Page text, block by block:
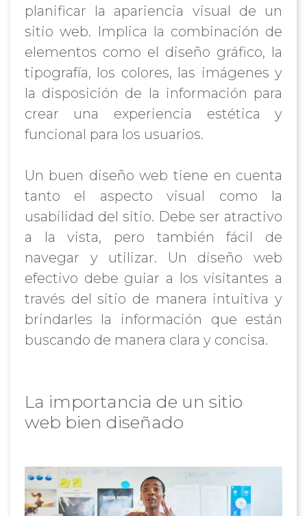
planificar la apariencia visual de un
sitio web. Implica la combinación de
elementos como el diseño gráfico, la
tipografía, los colores, las imágenes y
la disposición de la información para
crear una experiencia estética y
funcional para los usuarios.
Un buen diseño web tiene en cuenta
tanto el aspecto visual como la
usabilidad del sitio. Debe ser atractivo
a la vista, pero también fácil de
navegar y utilizar. Un diseño web
efectivo debe guiar a los visitantes a
través del sitio de manera intuitiva y
brindarles la información que están
buscando de manera clara y concisa.
La importancia de un sitio
web bien diseñado